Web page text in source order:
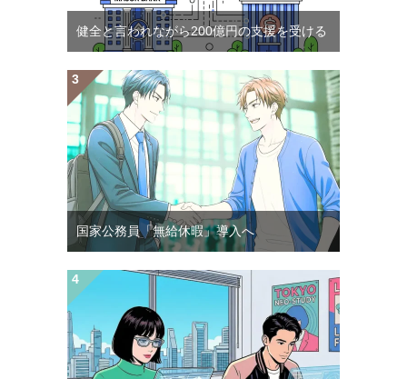
健全と言われながら200億円の支援を受ける
国家公務員「無給休暇」導入へ